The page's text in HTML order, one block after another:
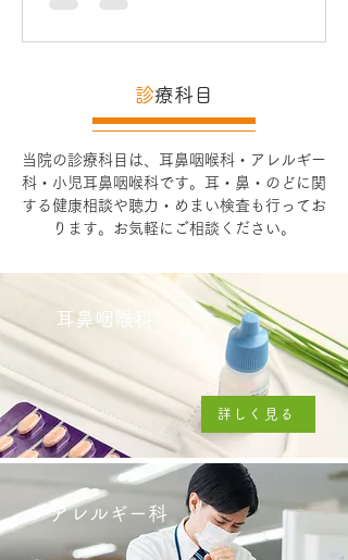
される方の待機場所とさせていただ...
​診療科目
当院の診療科目は、耳鼻咽喉科・アレルギー
科・小児耳鼻咽喉科です。耳・鼻・のどに関
する健康相談や聴力・めまい検査も行ってお
ります。お気軽にご相談ください。
耳鼻咽喉科
詳しく見る
アレルギー科